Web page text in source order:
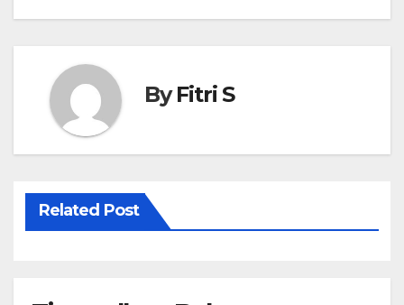
A
r
pos
ByFitri S
Related Post